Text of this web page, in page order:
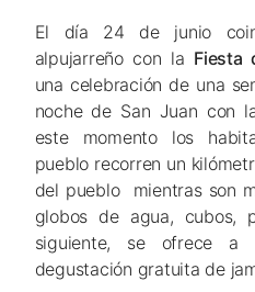
El día 24 de junio
alpujarreño con la Fiesta
una celebración de una
noche de San Juan con
este momento los
pueblo recorren un
del pueblo mientras son
globos de agua, cubos,
siguiente, se ofrece a
degustación gratuita de